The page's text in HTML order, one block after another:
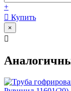
+
Купить
×